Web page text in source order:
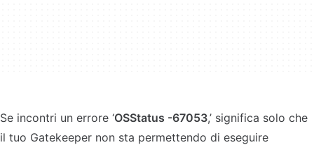
Se incontri un errore ‘OSStatus -67053,’ significa solo che
il tuo Gatekeeper non sta permettendo di eseguire